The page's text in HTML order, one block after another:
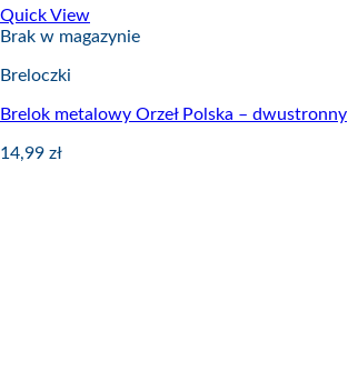
Quick View
Brak w magazynie
Breloczki
Brelok metalowy Orzeł Polska – dwustronny
14,99 zł